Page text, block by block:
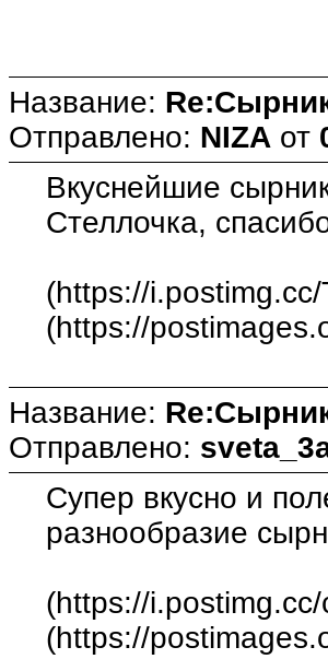
Название:
Отправлено: NIZA от
Вкуснейшие
Стеллочка,
(https://
(https://
Название:
Отправлено:
Супер вкусно и
разнообразие
(https://
(https://